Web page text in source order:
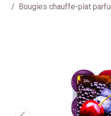
Bougies chauffe-plat